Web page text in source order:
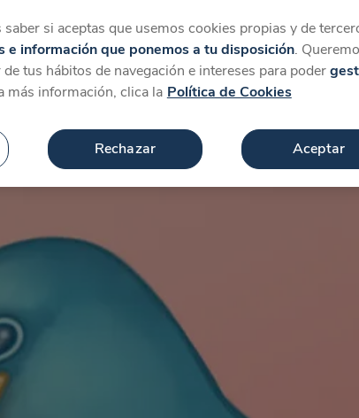
Más
saber si aceptas que usemos cookies propias y de
e información que ponemos a tu disposición.
tus hábitos de navegación e intereses para poder
más información, clica la Política de Cookies
Rechazar Aceptar